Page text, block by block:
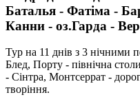
Баталья - Фатіма -
Канни - оз.Гарда -
Тур на 11 днів з 3 нічними
Блед, Порту - північна
- Сінтра, Монтсеррат -
творіння.